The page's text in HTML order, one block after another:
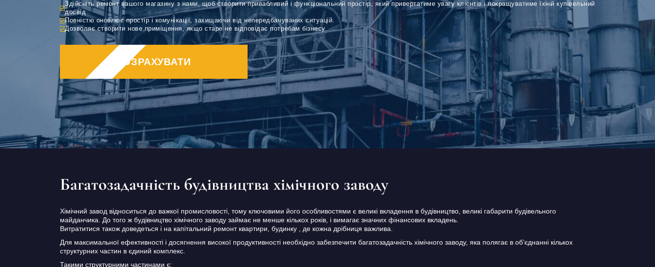
Дизайн коридору
Здійсніть ремонт вашого магазину з нами, щоб створити привабливий і функціональний простір, який привертатиме увагу клієнтів і покращуватиме їхній купівельний
досвід
Повністю оновлює простір і комунікації, захищаючи від непередбачуваних ситуацій.
Дозволяє створити нове приміщення, якщо старе не відповідає потребам бізнесу.
РОЗРАХУВАТИ
Багатозадачність будівництва хімічного заводу
Хімічний завод відноситься до важкої промисловості, тому ключовими його особливостями є великі вкладення в будівництво, великі габарити будівельного
майданчика. До того ж будівництво хімічного заводу займає не менше кількох років, і вимагає значних фінансових вкладень.
Витратитися також доведеться і на капітальний ремонт квартири, будинку , де кожна дрібниця важлива.
Для максимальної ефективності і досягнення високої продуктивності необхідно забезпечити багатозадачність хімічного заводу, яка полягає в об’єднанні кількох
структурних частин в єдиний комплекс.
Такими структурними частинами є: